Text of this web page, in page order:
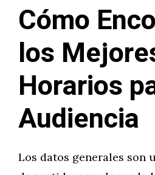
Cómo
los
Horarios
Audiencia
Los datos generales son